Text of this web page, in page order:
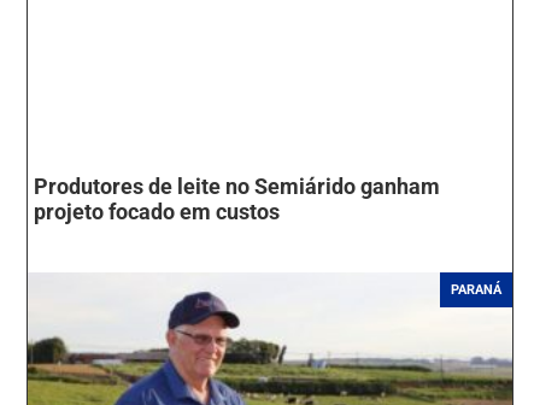
Produtores de leite no Semiárido ganham
projeto focado em custos
PARANÁ